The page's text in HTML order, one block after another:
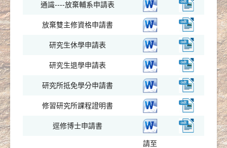
通識----放棄輔系申請表
放棄雙主修資格申請書
研究生休學申請表
研究生退學申請表
研究所抵免學分申請書
修習研究所課程證明書
逕修博士申請書
請至